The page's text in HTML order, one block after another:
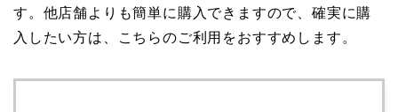
す。他店舗よりも簡単に購入できますので、確実に購
入したい方は、こちらのご利用をおすすめします。